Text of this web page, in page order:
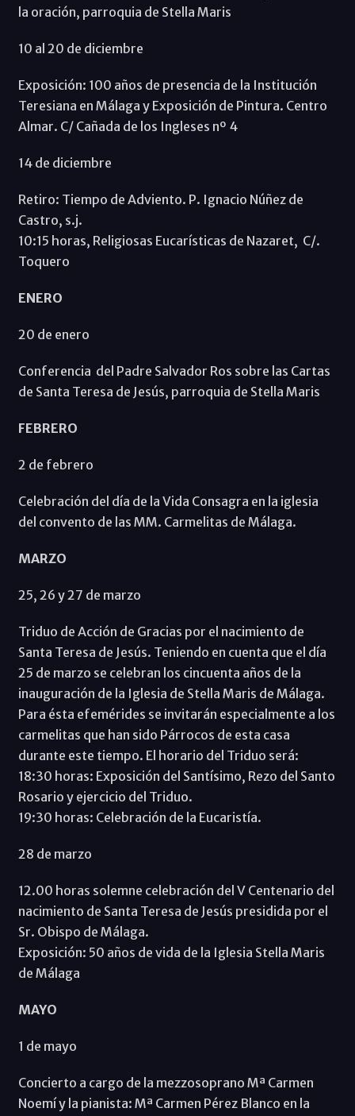
la oración, parroquia de Stella Maris
10 al 20 de diciembre
Exposición: 100 años de presencia de la Institución
Teresiana en Málaga y Exposición de Pintura. Centro
Almar. C/ Cañada de los Ingleses nº 4
14 de diciembre
Retiro: Tiempo de Adviento. P. Ignacio Núñez de
Castro, s.j.
10:15 horas, Religiosas Eucarísticas de Nazaret, C/.
Toquero
ENERO
20 de enero
Conferencia del Padre Salvador Ros sobre las Cartas
de Santa Teresa de Jesús, parroquia de Stella Maris
FEBRERO
2 de febrero
Celebración del día de la Vida Consagra en la iglesia
del convento de las MM. Carmelitas de Málaga.
MARZO
25, 26 y 27 de marzo
Triduo de Acción de Gracias por el nacimiento de
Santa Teresa de Jesús. Teniendo en cuenta que el día
25 de marzo se celebran los cincuenta años de la
inauguración de la Iglesia de Stella Maris de Málaga.
Para ésta efemérides se invitarán especialmente a los
carmelitas que han sido Párrocos de esta casa
durante este tiempo. El horario del Triduo será:
18:30 horas: Exposición del Santísimo, Rezo del Santo
Rosario y ejercicio del Triduo.
19:30 horas: Celebración de la Eucaristía.
28 de marzo
12.00 horas solemne celebración del V Centenario del
nacimiento de Santa Teresa de Jesús presidida por el
Sr. Obispo de Málaga.
Exposición: 50 años de vida de la Iglesia Stella Maris
de Málaga
MAYO
1 de mayo
Concierto a cargo de la mezzosoprano Mª Carmen
Noemí y la pianista: Mª Carmen Pérez Blanco en la